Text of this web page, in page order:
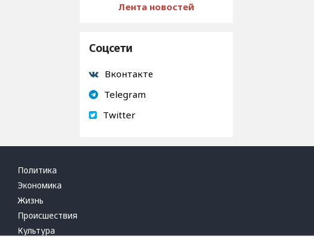
Лента новостей
Соцсети
Вконтакте
Telegram
Twitter
Политика
Экономика
Жизнь
Происшествия
Культура